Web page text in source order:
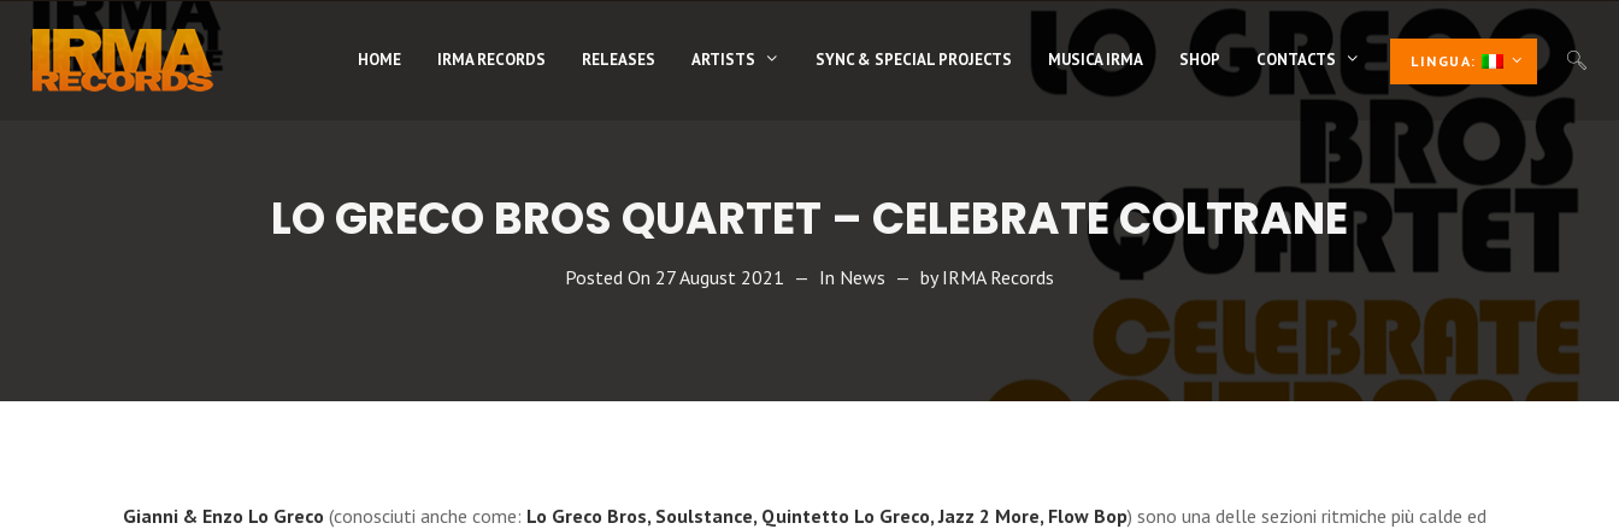
HOME IRMA RECORDS RELEASES ARTISTS SYNC & SPECIAL PROJECTS MUSICA IRMA SHOP CONTACTS LINGUA:
LO GRECO BROS QUARTET – CELEBRATE COLTRANE
Posted On 27 August 2021 In News byIRMA Records
Gianni & Enzo Lo Greco (conosciuti anche come: Lo Greco Bros, Soulstance, Quintetto Lo Greco, Jazz 2 More, Flow Bop) sono una delle sezioni ritmiche più calde ed